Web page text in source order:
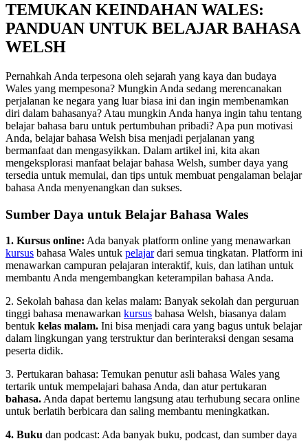
TEMUKAN KEINDAHAN WALES:
PANDUAN UNTUK BELAJAR BAHASA
WELSH
Pernahkah Anda terpesona oleh sejarah yang kaya dan budaya
Wales yang mempesona? Mungkin Anda sedang merencanakan
perjalanan ke negara yang luar biasa ini dan ingin membenamkan
diri dalam bahasanya? Atau mungkin Anda hanya ingin tahu tentang
belajar bahasa baru untuk pertumbuhan pribadi? Apa pun motivasi
Anda, belajar bahasa Welsh bisa menjadi perjalanan yang
bermanfaat dan mengasyikkan. Dalam artikel ini, kita akan
mengeksplorasi manfaat belajar bahasa Welsh, sumber daya yang
tersedia untuk memulai, dan tips untuk membuat pengalaman belajar
bahasa Anda menyenangkan dan sukses.
Sumber Daya untuk Belajar Bahasa Wales
1. Kursus online: Ada banyak platform online yang menawarkan
kursus bahasa Wales untuk pelajardari semua tingkatan. Platform ini
menawarkan campuran pelajaran interaktif, kuis, dan latihan untuk
membantu Anda mengembangkan keterampilan bahasa Anda.
2. Sekolah bahasa dan kelas malam: Banyak sekolah dan perguruan
tinggi bahasa menawarkan kursus bahasa Welsh, biasanya dalam
bentuk kelas malam. Ini bisa menjadi cara yang bagus untuk belajar
dalam lingkungan yang terstruktur dan berinteraksi dengan sesama
peserta didik.
3. Pertukaran bahasa: Temukan penutur asli bahasa Wales yang
tertarik untuk mempelajari bahasa Anda, dan atur pertukaran
bahasa.Anda dapat bertemu langsung atau terhubung secara online
untuk berlatih berbicara dan saling membantu meningkatkan.
4. Buku dan podcast: Ada banyak buku, podcast, dan sumber daya